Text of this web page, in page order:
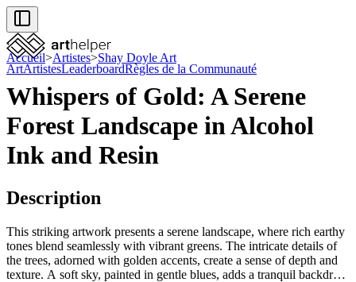
ArtArtistesLeaderboardRègles de la Communauté
Accueil>Artistes>Shay Doyle Art
Whispers of Gold: A Serene
Forest Landscape in Alcohol
Ink and Resin
Description
This striking artwork presents a serene landscape, where rich earthy
tones blend seamlessly with vibrant greens. The intricate details of
the trees, adorned with golden accents, create a sense of depth and
texture. A soft sky, painted in gentle blues, adds a tranquil backdrop